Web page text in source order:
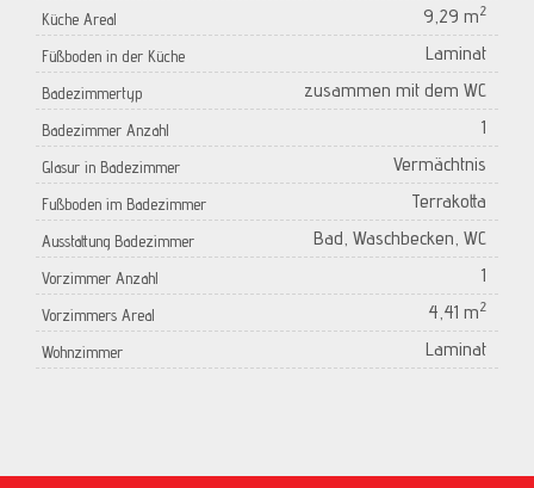
Küche Areal 9,29 m2
Füßboden in der Küche Laminat
Badezimmertyp zusammen mit dem WC
Badezimmer Anzahl 1
Glasur in Badezimmer Vermächtnis
Fußboden im Badezimmer Terrakotta
Ausstattung Badezimmer Bad, Waschbecken, WC
Vorzimmer Anzahl 1
Vorzimmers Areal 4,41 m2
Wohnzimmer Laminat